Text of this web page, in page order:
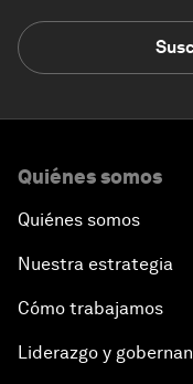
Quiénes somos
Quiénes somos
Nuestra estrategia
Cómo trabajamos
Liderazgo y